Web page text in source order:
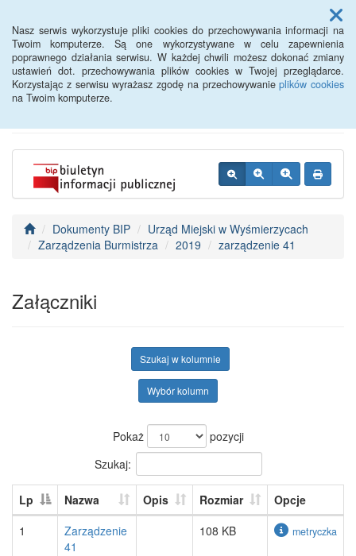
Nasz serwis wykorzystuje pliki cookies do przechowywania informacji na
Twoim komputerze. Są one wykorzystywane w celu zapewnienia
poprawnego działania serwisu. W każdej chwili możesz dokonać zmiany
ustawień dot. przechowywania plików cookies w Twojej przeglądarce.
Korzystając z serwisu wyrażasz zgodę na przechowywanieplików cookies
na Twoim komputerze.
Menu
BIP - Urząd Miejski
Wyśmierzyce
Dokumenty BIP
Urząd Miejski w Wyśmierzycach
Zarządzenia Burmistrza
2019 zarządzenie 41
Załączniki
Szukaj w kolumnie
Wybór kolumn
Pokaż
pozycji
Szukaj:
Lp Nazwa Opis Rozmiar
Opcje
1
Zarządzenie
41
108 KB metryczka